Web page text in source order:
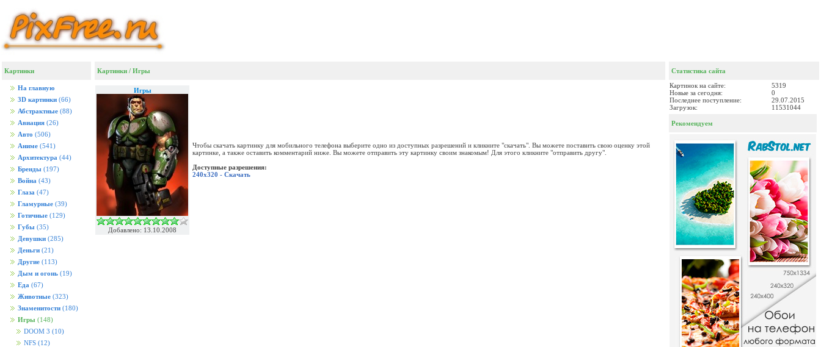
Картинки
На главную
3D картинки (66)
Абстрактные (88)
Авиация (26)
Авто (506)
Аниме (541)
Архитектура (44)
Бренды (197)
Война (43)
Глаза (47)
Гламурные (39)
Готичные (129)
Губы (35)
Девушки (285)
Деньги (21)
Другие (113)
Дым и огонь (19)
Еда (67)
Животные (323)
Знаменитости (180)
Игры (148)
DOOM 3 (10)
NFS (12)
Картинки / Игры
Игры
Добавлено: 13.10.2008
Чтобы скачать картинку для мобильного телефона выберите одно из доступных разрешений и кликните "скачать". Вы можете поставить свою оценку этой
картинке, а также оставить комментарий ниже. Вы можете отправить эту картинку своим знакомым! Для этого кликните "отправить другу".
Доступные разрешения:
240x320 - Скачать
Статистика сайта
Картинок на сайте:
5319
Новые за сегодня:
0
Последнее поступление:
29.07.2015
Загрузок:
11531044
Рекомендуем